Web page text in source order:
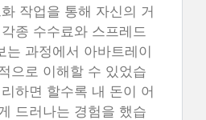
작업을 통해 자신의 거
종 수수료와 스프레드
는 과정에서 아바트레이
으로 이해할 수 있었습
하면 할수록 내 돈이 어
드러나는 경험을 했습